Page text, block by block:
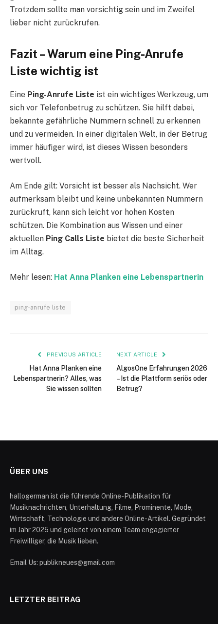
Trotzdem sollte man vorsichtig sein und im Zweifel
lieber nicht zurückrufen.
Fazit – Warum eine Ping-Anrufe
Liste wichtig ist
Eine Ping-Anrufe Liste ist ein wichtiges Werkzeug, um
sich vor Telefonbetrug zu schützen. Sie hilft dabei,
bekannte gefährliche Nummern schnell zu erkennen
und zu vermeiden. In einer digitalen Welt, in der Betrug
immer häufiger wird, ist dieses Wissen besonders
wertvoll.
Am Ende gilt: Vorsicht ist besser als Nachsicht. Wer
aufmerksam bleibt und keine unbekannten Nummern
zurückruft, kann sich leicht vor hohen Kosten
schützen. Die Kombination aus Wissen und einer
aktuellen Ping Calls Liste bietet die beste Sicherheit
im Alltag.
Mehr lesen: Hat Anna Planken eine Lebenspartnerin
ping-anrufe liste
PREVIOUS ARTICLE
Hat Anna Planken eine
Lebenspartnerin? Alles, was
Sie wissen sollten
NEXT ARTICLE
AlgosOne Erfahrungen 2026
– Ist die Plattform seriös oder
Betrug?
ÜBER UNS
hallogerman ist die führende Online-Publikation für
Musiknachrichten, Unterhaltung, Filme, Prominente, Mode,
Wirtschaft, Technologie und andere Online-Artikel. Gegründet
im Jahr 2025 und geleitet von einem Team engagierter
Freiwilliger, die Musik lieben.
Email Us: publikneues@gmail.com
LETZTER BEITRAG